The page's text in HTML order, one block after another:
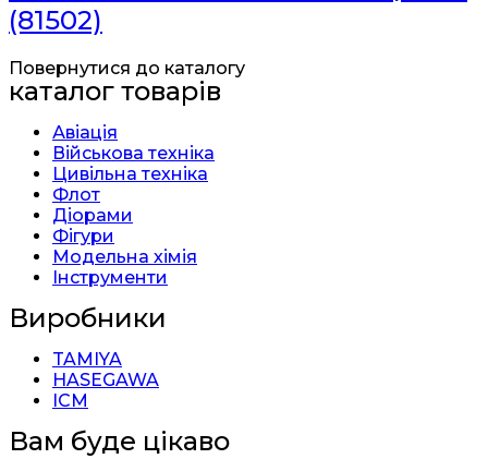
(81502)
Повернутися до каталогу
каталог товарів
Авіація
Військова техніка
Цивільна техніка
Флот
Діорами
Фігури
Модельна хімія
Інструменти
Виробники
TAMIYA
HASEGAWA
ICM
Вам буде цікаво